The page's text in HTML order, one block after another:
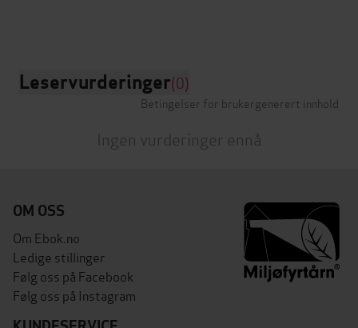
Leservurderinger(0)
Betingelser for brukergenerert innhold
Ingen vurderinger ennå
OM OSS
Om Ebok.no
Ledige stillinger
Følg oss på Facebook
Følg oss på Instagram